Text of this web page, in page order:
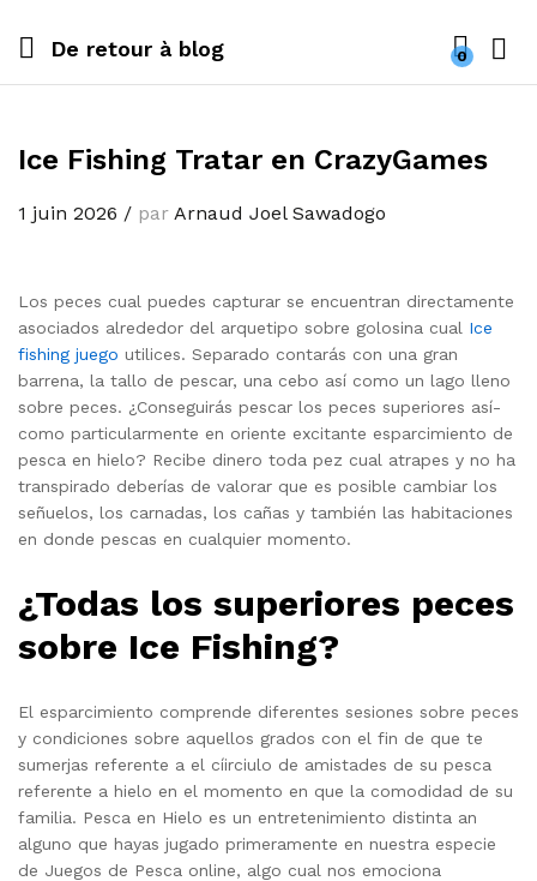
De retour àblog 0
Ice Fishing Tratar en CrazyGames
1 juin 2026 / par Arnaud Joel Sawadogo
Los peces cual puedes capturar se encuentran directamente
asociados alrededor del arquetipo sobre golosina cual Ice
fishing juego utilices. Separado contarás con una gran
barrena, la tallo de pescar, una cebo así­ como un lago lleno
sobre peces. ¿Conseguirás pescar los peces superiores así­
como particularmente en oriente excitante esparcimiento de
pesca en hielo? Recibe dinero toda pez cual atrapes y no ha
transpirado deberías de valorar que es posible cambiar los
señuelos, los carnadas, los cañas y también las habitaciones
en donde pescas en cualquier momento.
¿Todas los superiores peces
sobre Ice Fishing?
El esparcimiento comprende diferentes sesiones sobre peces
y condiciones sobre aquellos grados con el fin de que te
sumerjas referente a el cí­irciulo de amistades de su pesca
referente a hielo en el momento en que la comodidad de su
familia. Pesca en Hielo es un entretenimiento distinta an
alguno que hayas jugado primeramente en nuestra especie
de Juegos de Pesca online, algo cual nos emociona